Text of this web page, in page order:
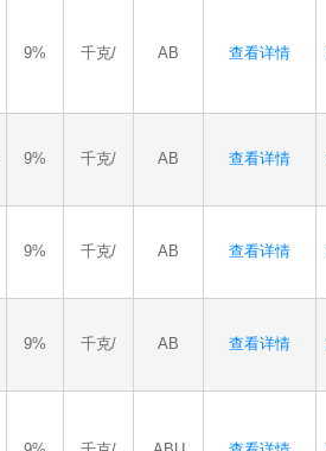
9% 千克/ AB 查看详情
9% 千克/ AB 查看详情
9% 千克/ AB 查看详情
9% 千克/ AB 查看详情